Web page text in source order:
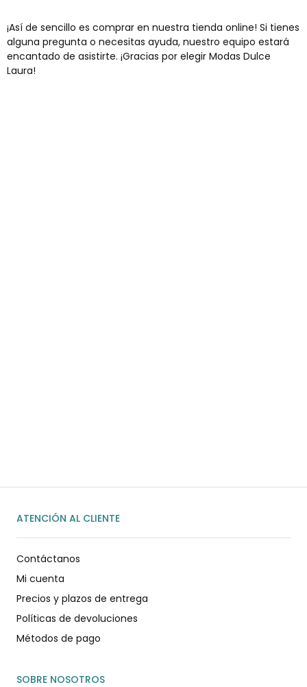
¡Así de sencillo es comprar en nuestra tienda online! Si tienes
alguna pregunta o necesitas ayuda, nuestro equipo estará
encantado de asistirte. ¡Gracias por elegir Modas Dulce
Laura!
ATENCIÓN AL CLIENTE
Contáctanos
Mi cuenta
Precios y plazos de entrega
Políticas de devoluciones
Métodos de pago
SOBRE NOSOTROS